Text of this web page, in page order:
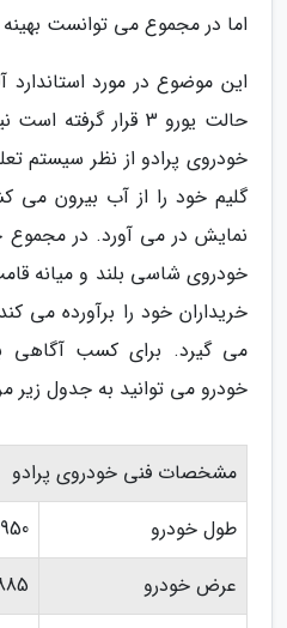
اما در مجموع می توانست
این موضوع در مورد استاندارد
حالت یورو 3 قرار
خودروی پرادو از نظر سیستم
گلیم خود را از آب بیرون می
نمایش در می آورد. در مجموع
خودروی شاسی بلند و میانه
خریداران خود را برآورده می
می گیرد. برای کسب آگاهی
خودرو می توانید به جدول زیر
مشخصات فنی خودروی پرادو
طول خودرو
4950
عرض خودرو
1885